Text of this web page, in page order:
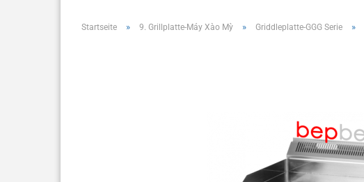
Startseite » 9. Grillplatte-Máy Xào Mỳ » Griddleplatte-GGG Serie »